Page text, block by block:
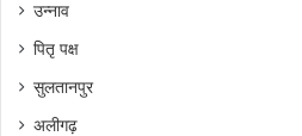
उन्नाव
पितृ पक्ष
सुलतानपुर
अलीगढ़